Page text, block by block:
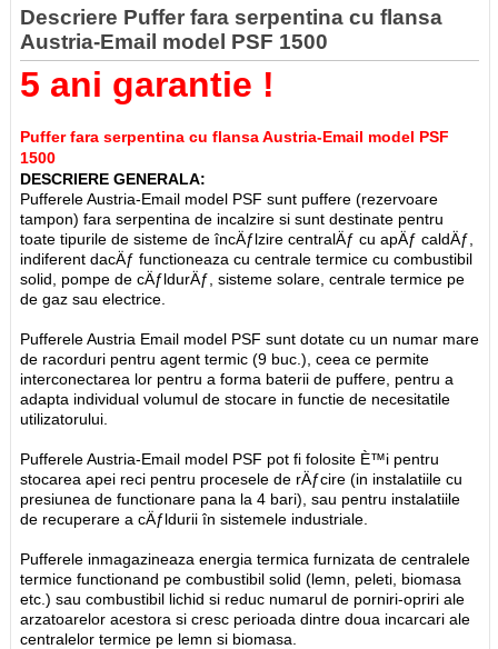
Descriere Puffer fara serpentina cu flansa
Austria-Email model PSF 1500
5 ani garantie !
Puffer fara serpentina cu flansa Austria-Email model PSF
1500
DESCRIERE GENERALA:
Pufferele Austria-Email model PSF sunt puffere (rezervoare
tampon) fara serpentina de incalzire si sunt destinate pentru
toate tipurile de sisteme de încÄƒlzire centralÄƒ cu apÄƒ caldÄƒ,
indiferent dacÄƒ functioneaza cu centrale termice cu combustibil
solid, pompe de cÄƒldurÄƒ, sisteme solare, centrale termice pe
de gaz sau electrice.
Pufferele Austria Email model PSF sunt dotate cu un numar mare
de racorduri pentru agent termic (9 buc.), ceea ce permite
interconectarea lor pentru a forma baterii de puffere, pentru a
adapta individual volumul de stocare in functie de necesitatile
utilizatorului.
Pufferele Austria-Email model PSF pot fi folosite È™i pentru
stocarea apei reci pentru procesele de rÄƒcire (in instalatiile cu
presiunea de functionare pana la 4 bari), sau pentru instalatiile
de recuperare a cÄƒldurii în sistemele industriale.
Pufferele inmagazineaza energia termica furnizata de centralele
termice functionand pe combustibil solid (lemn, peleti, biomasa
etc.) sau combustibil lichid si reduc numarul de porniri-opriri ale
arzatoarelor acestora si cresc perioada dintre doua incarcari ale
centralelor termice pe lemn si biomasa.